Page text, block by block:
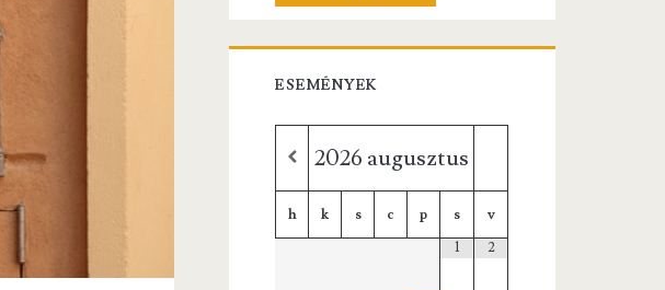
ESEMÉNYEK
2026 augusztus
h k s c p s
v
1
2